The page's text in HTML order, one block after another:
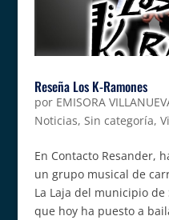
Reseña Los K-Ramones
por EMISORA
Noticias, Sin categoría,
En Contacto Resander,
un grupo musical de
La Laja del municipio de
que hoy ha puesto a